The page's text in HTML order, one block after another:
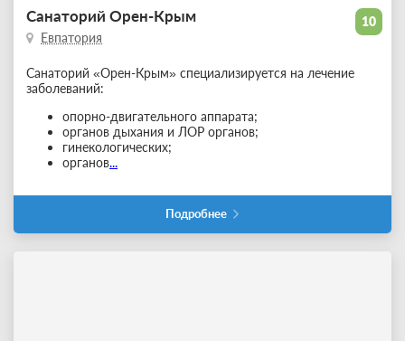
10
Санаторий Орен-Крым
Евпатория
Санаторий «Орен-Крым» специализируется на лечение
заболеваний:
опорно-двигательного аппарата;
органов дыхания и ЛОР органов;
гинекологических;
органов...
Подробнее